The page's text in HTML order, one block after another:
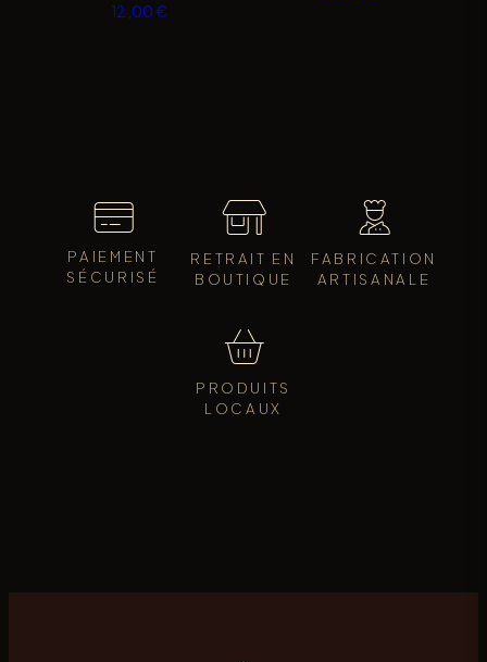
12,00€
PAIEMENT
SÉCURISÉ
RETRAIT EN
BOUTIQUE
FABRICATION
ARTISANALE
PRODUITS
LOCAUX